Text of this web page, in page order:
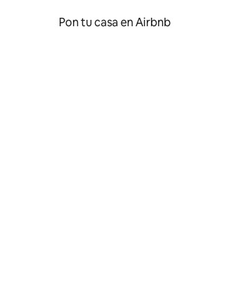
Pon tu casa en Airbnb